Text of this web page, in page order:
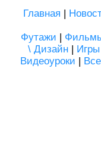
Главная |
Футажи |
\ Дизайн |
Видеоуроки |